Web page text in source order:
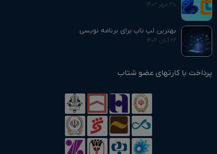
۲۸ مهر ۱۴۰۲
بهترین لپ تاپ برای برنامه نویسی
۲۲ آبان ۱۴۰۴
پرداخت با کارتهای عضو شتاب